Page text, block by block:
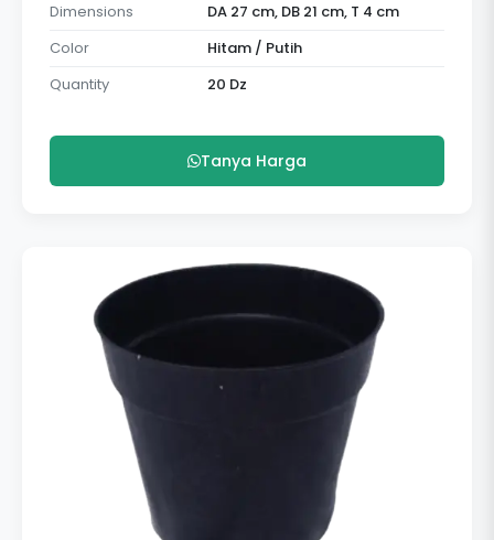
Dimensions
DA 27 cm, DB 21 cm, T 4 cm
Color
Hitam / Putih
Quantity
20 Dz
Tanya Harga